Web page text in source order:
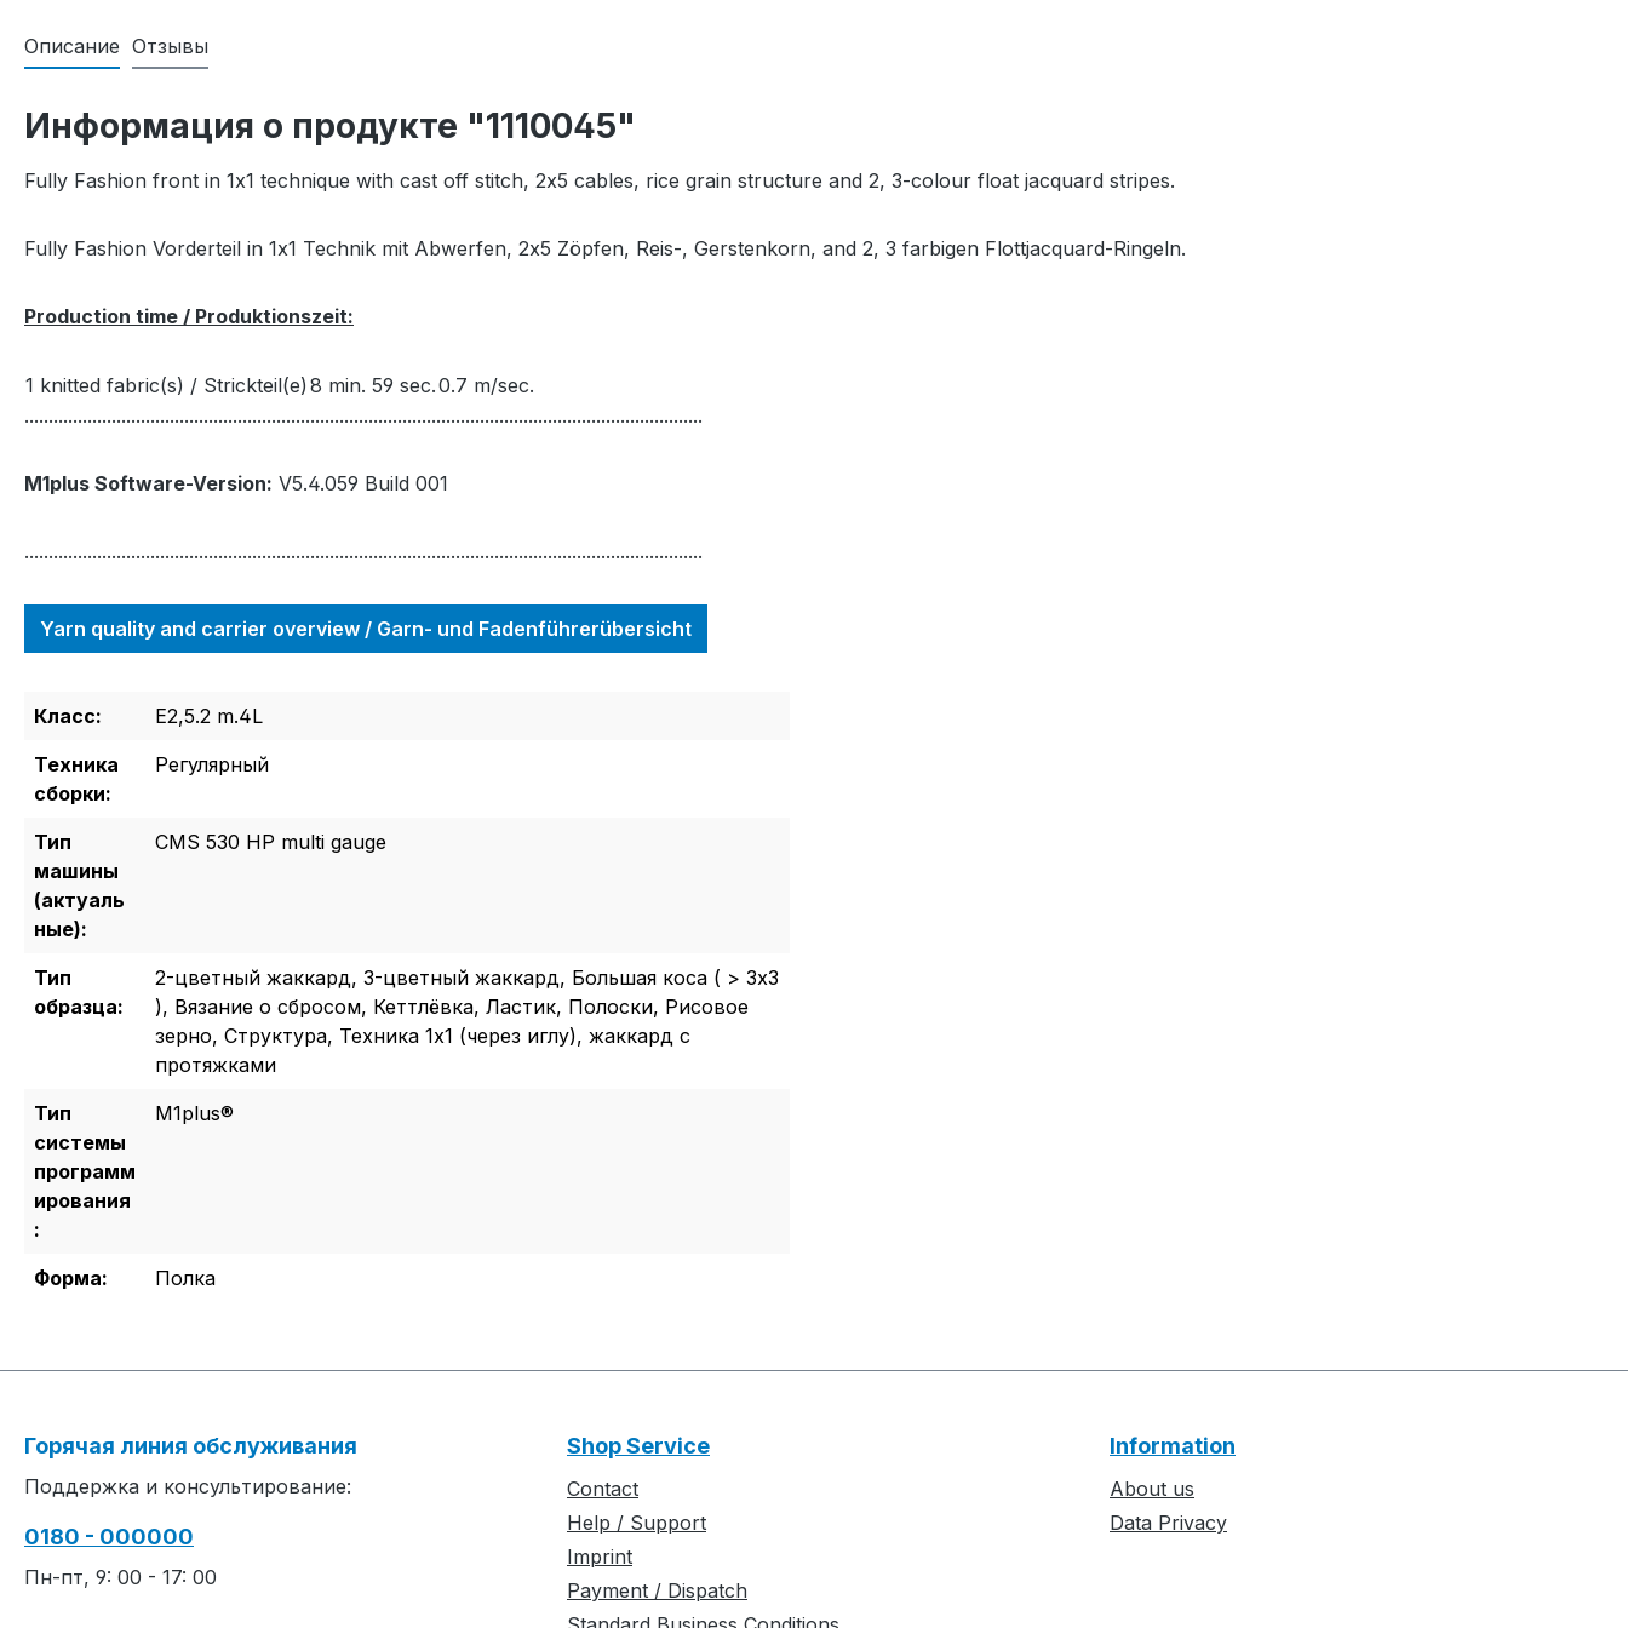
Описание Отзывы
Информация о продукте "1110045"
Fully Fashion front in 1x1 technique with cast off stitch, 2x5 cables, rice grain structure and 2, 3-colour float jacquard stripes.
Fully Fashion Vorderteil in 1x1 Technik mit Abwerfen, 2x5 Zöpfen, Reis-, Gerstenkorn, and 2, 3 farbigen Flottjacquard-Ringeln.
Production time / Produktionszeit:
1 knitted fabric(s) / Strickteil(e) 8 min. 59 sec.0.7 m/sec.
............................................................................................................................................
M1plus Software-Version: V5.4.059 Build 001
............................................................................................................................................
Yarn quality and carrier overview / Garn- und Fadenführerübersicht
Класс:
E2,5.2 m.4L
Техника
сборки:
Регулярный
Тип
машины
(актуаль
ные):
CMS 530 HP multi gauge
Тип
образца:
2-цветный жаккард, 3-цветный жаккард, Большая коса ( > 3x3
), Вязание о сбросом, Кеттлёвка, Ластик, Полоски, Рисовое
зерно, Структура, Техника 1x1 (через иглу), жаккард с
протяжками
Тип
системы
программ
ирования
:
M1plus®
Форма: Полка
Горячая линия обслуживания
Поддержка и консультирование:
0180 - 000000
Пн-пт, 9: 00 - 17: 00
Shop Service
Contact
Help / Support
Imprint
Payment / Dispatch
Information
About us
Data Privacy